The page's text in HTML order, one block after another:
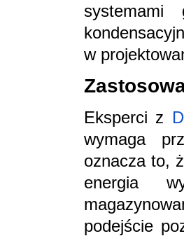
w
Eksperci z
wymaga
oznacza to,
energia
podejście